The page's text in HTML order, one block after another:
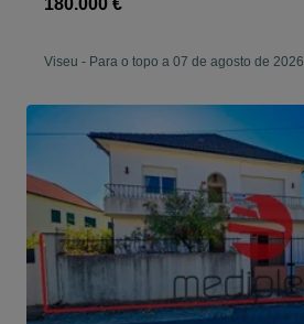
180.000 €
Viseu - Para o topo a 07 de agosto de 2026